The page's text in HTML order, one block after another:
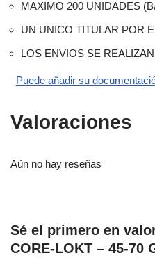
MAXIMO 200 UNIDADES
UN UNICO TITULAR POR
LOS ENVIOS SE
Puede añadir su
Valoraciones
Aún no hay reseñas
Sé el primero en
CORE-LOKT – 45-70